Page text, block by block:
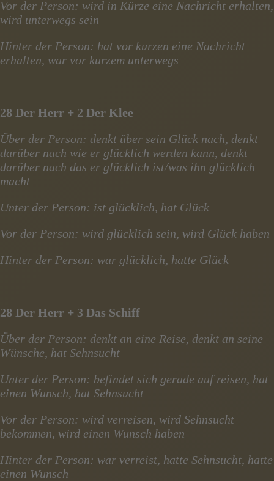
Vor der Person: wird in Kürze eine Nachricht erhalten,
wird unterwegs sein
Hinter der Person: hat vor kurzen eine Nachricht
erhalten, war vor kurzem unterwegs
28 Der Herr + 2 Der Klee
Über der Person: denkt über sein Glück nach, denkt
darüber nach wie er glücklich werden kann, denkt
darüber nach das er glücklich ist/was ihn glücklich
macht
Unter der Person: ist glücklich, hat Glück
Vor der Person: wird glücklich sein, wird Glück haben
Hinter der Person: war glücklich, hatte Glück
28 Der Herr + 3 Das Schiff
Über der Person: denkt an eine Reise, denkt an seine
Wünsche, hat Sehnsucht
Unter der Person: befindet sich gerade auf reisen, hat
einen Wunsch, hat Sehnsucht
Vor der Person: wird verreisen, wird Sehnsucht
bekommen, wird einen Wunsch haben
Hinter der Person: war verreist, hatte Sehnsucht, hatte
einen Wunsch